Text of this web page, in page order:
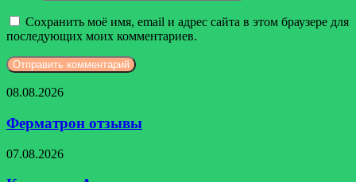
Сохранить моё имя, email и адрес сайта в этом браузере для
последующих моих комментариев.
Ферматрон
08.08.2026
Ферматрон отзывы
Компания
07.08.2026